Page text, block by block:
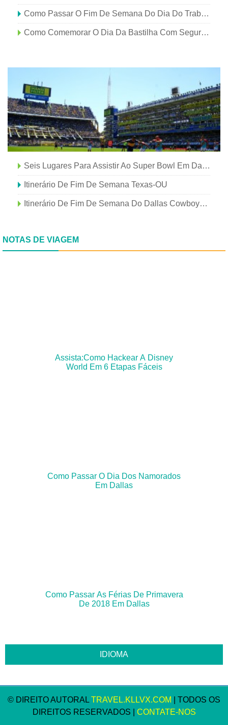
Como Passar O Fim De Semana Do Dia Do Trabalho Em Dallas
Como Comemorar O Dia Da Bastilha Com Segurança Em Dallas
Seis Lugares Para Assistir Ao Super Bowl Em Dallas
Itinerário De Fim De Semana Texas-OU
Itinerário De Fim De Semana Do Dallas Cowboys Game Day
NOTAS DE VIAGEM
Assista:Como Hackear A Disney
World Em 6 Etapas Fáceis
Como Passar O Dia Dos Namorados
Em Dallas
Como Passar As Férias De Primavera
De 2018 Em Dallas
© DIREITO AUTORAL TRAVEL.KLLVX.COM
| TODOS OS
DIREITOS RESERVADOS | CONTATE-NOS